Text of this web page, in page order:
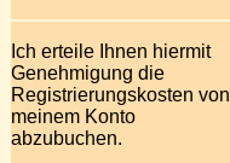
Ich erteile Ihnen hiermit
Genehmigung die
Registrierungskosten von
meinem Konto
abzubuchen.